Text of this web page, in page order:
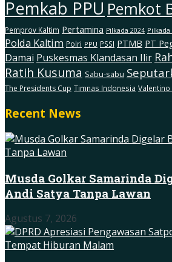
Pemkab PPU Pemkot
Pemprov Kaltim Pertamina Pilkada 2024
Polda Kaltim Polri PPU PSSI PTMB PT
Damai Puskesmas Klandasan Ilir
Ratih Kusuma Sabu-sabu
The Presidents Cup Timnas Indonesia Valentino
Recent News
Musda Golkar Samarinda
Andi Satya Tanpa Lawan
Agustus 7, 2026